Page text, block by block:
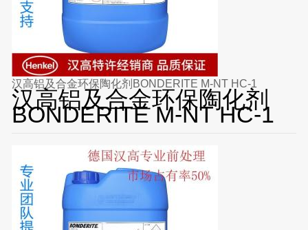
汉高铝及合金环保陶化剂BONDERITE M-NT HC-1
汉高铝及合金环保陶化剂
BONDERITE M-NT HC-1